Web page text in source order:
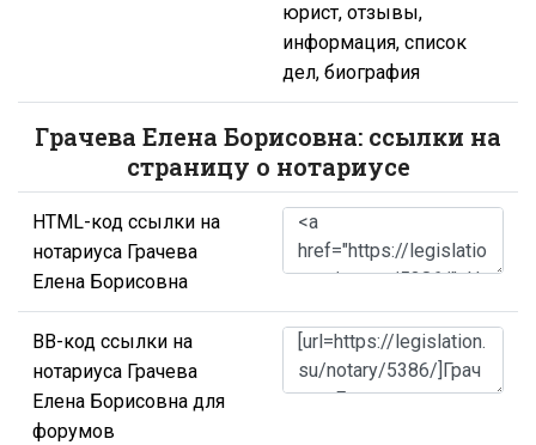
юрист, отзывы,
информация, список
дел, биография
Грачева Елена Борисовна: ссылки на
страницу о нотариусе
HTML-код ссылки на
нотариуса Грачева
Елена Борисовна
BB-код ссылки на
нотариуса Грачева
Елена Борисовна для
форумов